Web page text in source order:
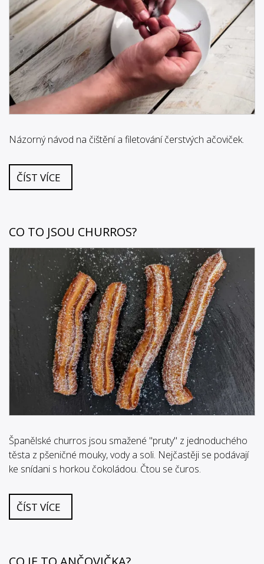
Názorný návod na čištění a filetování čerstvých ačoviček.
ČÍST VÍCE
CO TO JSOU CHURROS?
Španělské churros jsou smažené "pruty" z jednoduchého
těsta z pšeničné mouky, vody a soli. Nejčastěji se podávají
ke snídani s horkou čokoládou. Čtou se čuros.
ČÍST VÍCE